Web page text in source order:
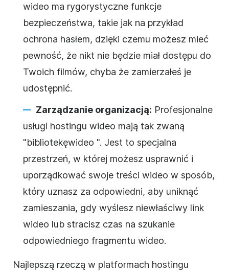
wideo ma rygorystyczne funkcje
bezpieczeństwa, takie jak na przykład
ochrona hasłem, dzięki czemu możesz mieć
pewność, że nikt nie będzie miał dostępu do
Twoich filmów, chyba że zamierzałeś je
udostępnić.
Zarządzanie organizacją: Profesjonalne
usługi hostingu wideo mają tak zwaną
"bibliotekęwideo ". Jest to specjalna
przestrzeń, w której możesz usprawnić i
uporządkować swoje treści wideo w sposób,
który uznasz za odpowiedni, aby uniknąć
zamieszania, gdy wyślesz niewłaściwy link
wideo lub stracisz czas na szukanie
odpowiedniego fragmentu wideo.
Najlepszą rzeczą w platformach hostingu